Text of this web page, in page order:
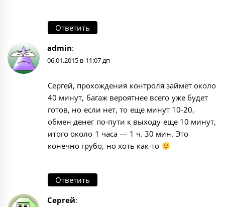
Ответить
admin:
06.01.2015 в 11:07 дп
Сергей, прохождения контроля займет около
40 минут, багаж вероятнее всего уже будет
готов, но если нет, то еще минут 10-20,
обмен денег по-пути к выходу еще 10 минут,
итого около 1 часа — 1 ч. 30 мин. Это
конечно грубо, но хоть как-то
Ответить
Сергей: